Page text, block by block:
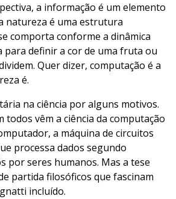
a informação é um elemento
natureza é uma estrutura
comporta conforme a dinâmica
para definir a cor de uma fruta ou
Quer dizer, computação é a
é.
na ciência por alguns motivos.
todos vêm a ciência da computação
a máquina de circuitos
processa dados segundo
por seres humanos. Mas a tese
partida filosóficos que fascinam
incluído.